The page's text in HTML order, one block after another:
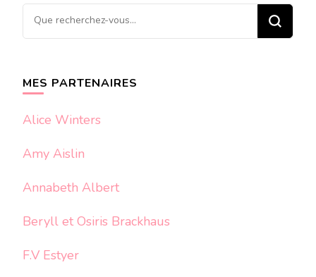
Vous
recherchiez
MES PARTENAIRES
Alice Winters
Amy Aislin
Annabeth Albert
Beryll et Osiris Brackhaus
F.V Estyer